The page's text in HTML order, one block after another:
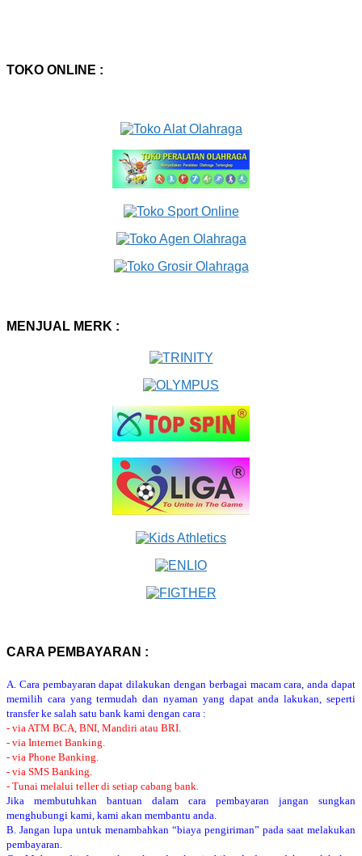
TOKO ONLINE :
MENJUAL MERK :
CARA PEMBAYARAN :
A. Cara pembayaran dapat dilakukan dengan berbagai macam cara, anda dapat
memilih cara yang termudah dan nyaman yang dapat anda lakukan, seperti
transfer ke salah satu bank kami dengan cara :
- via ATM BCA, BNI, Mandiri atau BRI.
- via Internet Banking.
- via Phone Banking.
- via SMS Banking.
- Tunai melalui teller di setiap cabang bank.
Jika membutuhkan bantuan dalam cara pembayaran jangan sungkan
menghubungi kami, kami akan membantu anda.
B. Jangan lupa untuk menambahkan “biaya pengiriman” pada saat melakukan
pembayaran.